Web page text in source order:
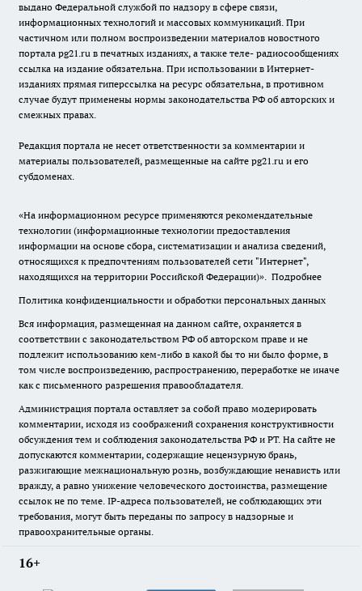
выдано Федеральной службой по надзору в сфере связи,
информационных технологий и массовых коммуникаций. При
частичном или полном воспроизведении материалов новостного
портала pg21.ru в печатных изданиях, а также теле- радиосообщениях
ссылка на издание обязательна. При использовании в Интернет-
изданиях прямая гиперссылка на ресурс обязательна, в противном
случае будут применены нормы законодательства РФ об авторских и
смежных правах.
Редакция портала не несет ответственности за комментарии и
материалы пользователей, размещенные на сайте pg21.ru и его
субдоменах.
«На информационном ресурсе применяются рекомендательные
технологии (информационные технологии предоставления
информации на основе сбора, систематизации и анализа сведений,
относящихся к предпочтениям пользователей сети "Интернет",
находящихся на территории Российской Федерации)». Подробнее
Политика конфиденциальности и обработки персональных данных
Вся информация, размещенная на данном сайте, охраняется в
соответствии с законодательством РФ об авторском праве и не
подлежит использованию кем-либо в какой бы то ни было форме, в
том числе воспроизведению, распространению, переработке не иначе
как с письменного разрешения правообладателя.
Администрация портала оставляет за собой право модерировать
комментарии, исходя из соображений сохранения конструктивности
обсуждения тем и соблюдения законодательства РФ и РТ. На сайте не
допускаются комментарии, содержащие нецензурную брань,
разжигающие межнациональную рознь, возбуждающие ненависть или
вражду, а равно унижение человеческого достоинства, размещение
ссылок не по теме. IP-адреса пользователей, не соблюдающих эти
требования, могут быть переданы по запросу в надзорные и
правоохранительные органы.
16+